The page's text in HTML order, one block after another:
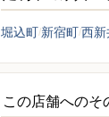
堀込町 新宿町西新
この店舗へのそ